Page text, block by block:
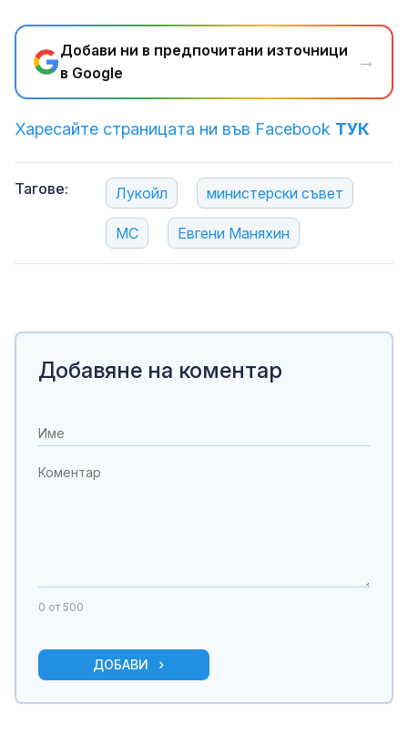
Добави ни в предпочитани източници
в Google
→
Харесайте страницата ни във Facebook ТУК
Тагове: Лукойл министерски съвет
МС Евгени Маняхин
Добавяне на коментар
0 от 500
ДОБАВИ